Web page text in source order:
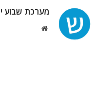
מערכת שבוע
Website